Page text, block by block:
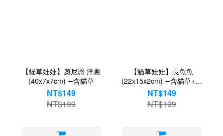
【貓草娃娃】奧尼恩 洋蔥
(40x7x7cm) ⭠含貓草
NT$149
NT$199
【貓草娃娃】長魚魚
(22x15x2cm) ⭠含貓草+響
紙
NT$149
NT$199